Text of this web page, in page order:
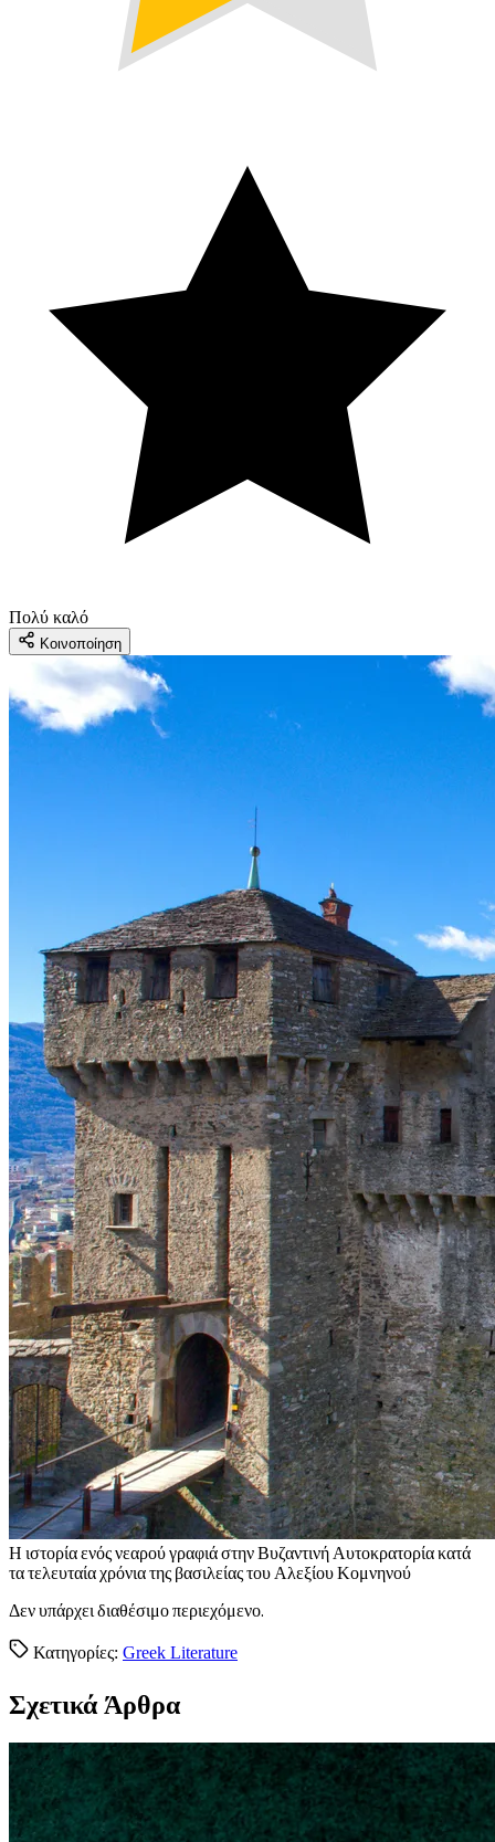
Πολύ καλό
Κοινοποίηση
Η ιστορία ενός νεαρού γραφιά στην Βυζαντινή Αυτοκρατορία κατά
τα τελευταία χρόνια της βασιλείας του Αλεξίου Κομνηνού
Δεν υπάρχει διαθέσιμο περιεχόμενο.
Κατηγορίες: Greek Literature
Σχετικά Άρθρα